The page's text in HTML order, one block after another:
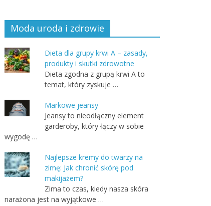
Moda uroda i zdrowie
Dieta dla grupy krwi A – zasady,
produkty i skutki zdrowotne
Dieta zgodna z grupą krwi A to
temat, który zyskuje …
Markowe jeansy
Jeansy to nieodłączny element
garderoby, który łączy w sobie
wygodę …
Najlepsze kremy do twarzy na
zimę: Jak chronić skórę pod
makijażem?
Zima to czas, kiedy nasza skóra
narażona jest na wyjątkowe …